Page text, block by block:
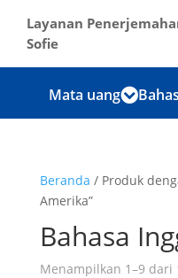
Layanan
Sofie
Mata uang
Beranda / Produk
Amerika”
Bahasa
Menampilkan 1–9 dari